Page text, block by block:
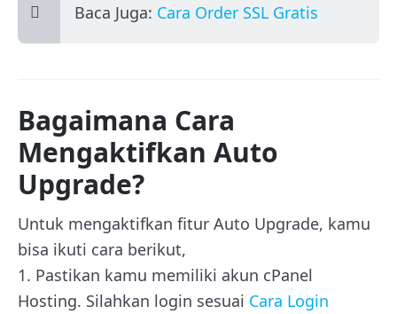
Baca Juga: Cara Order SSL Gratis
Bagaimana Cara
Mengaktifkan Auto
Upgrade?
Untuk mengaktifkan fitur Auto Upgrade, kamu
bisa ikuti cara berikut,
1. Pastikan kamu memiliki akun cPanel
Hosting. Silahkan login sesuai Cara Login